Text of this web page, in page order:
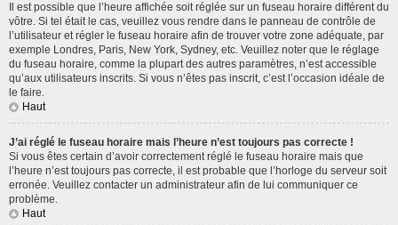
Il est possible que l’heure affichée soit réglée sur un fuseau horaire différent du
vôtre. Si tel était le cas, veuillez vous rendre dans le panneau de contrôle de
l’utilisateur et régler le fuseau horaire afin de trouver votre zone adéquate, par
exemple Londres, Paris, New York, Sydney, etc. Veuillez noter que le réglage
du fuseau horaire, comme la plupart des autres paramètres, n’est accessible
qu’aux utilisateurs inscrits. Si vous n’êtes pas inscrit, c’est l’occasion idéale de
le faire.
Haut
J’ai réglé le fuseau horaire mais l’heure n’est toujours pas correcte !
Si vous êtes certain d’avoir correctement réglé le fuseau horaire mais que
l’heure n’est toujours pas correcte, il est probable que l’horloge du serveur soit
erronée. Veuillez contacter un administrateur afin de lui communiquer ce
problème.
Haut